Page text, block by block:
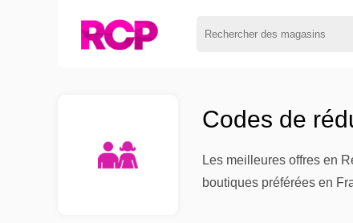
Codes de
Les meilleures offres en
boutiques préférées en